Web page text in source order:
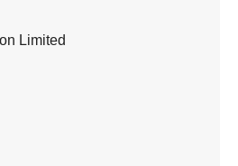
Limited